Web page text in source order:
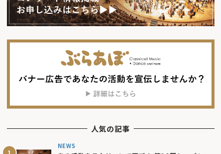
人気の記事
NEWS